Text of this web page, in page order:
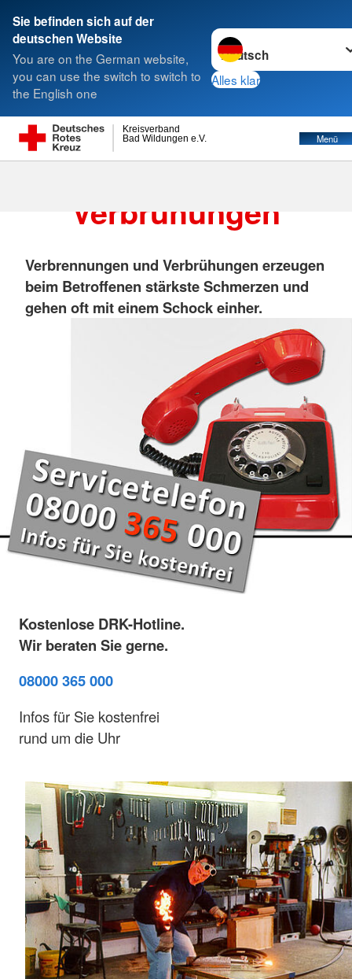
Sie befinden sich auf der
deutschen Website
You are on the German website,
you can use the switch to switch to
the English one
Sprache wechseln zu
Alles klar
Bad Wildungen e.V.
Kreisverband
Menü
Suche
Verbrühungen
Verbrennungen und Verbrühungen erzeugen
beim Betroffenen stärkste Schmerzen und
gehen oft mit einem Schock einher.
Kostenlose DRK-Hotline.
Wir beraten Sie gerne.
08000 365 000
Infos für Sie kostenfrei
rund um die Uhr